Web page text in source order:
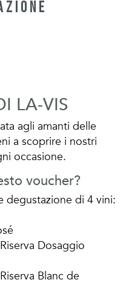
LA-VIS
agli amanti delle
a scoprire i nostri
occasione.
voucher?
degustazione di 4 vini:
Dosaggio
Blanc de